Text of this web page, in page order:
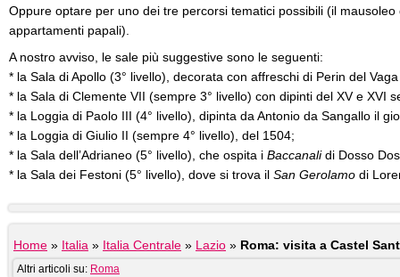
Oppure optare per uno dei tre percorsi tematici possibili (il
appartamenti papali).
A nostro avviso, le sale più suggestive sono le seguenti:
* la Sala di Apollo (3° livello), decorata con affreschi di Perin del
* la Sala di Clemente VII (sempre 3° livello) con dipinti del XV e XVI
* la Loggia di Paolo III (4° livello), dipinta da Antonio da Sangallo il
* la Loggia di Giulio II (sempre 4° livello), del 1504;
* la Sala dell’Adrianeo (5° livello), che ospita i Baccanalidi Dosso
* la Sala dei Festoni (5° livello), dove si trova il San Gerolamo di
Home » Italia » Italia Centrale » Lazio » Roma: visita a Castel
Altri articoli su: Roma